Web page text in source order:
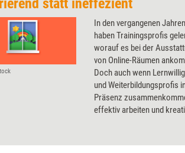
statt ineffezient
In den vergangenen Jahren
haben Trainingsprofis
worauf es bei der
von Online-Räumen
Doch auch wenn
und Weiterbildungsprofis
Präsenz
effektiv arbeiten und
richtige Trainingsraum